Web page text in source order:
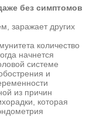
без симптомов
заражает других
количество
начнется
системе
и
из причин
которая